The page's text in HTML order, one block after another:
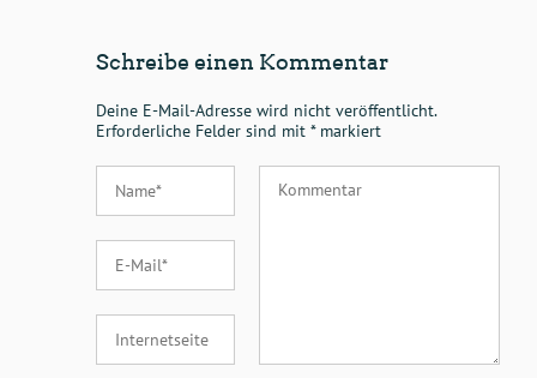
Schreibe einen Kommentar
Deine E-Mail-Adresse wird nicht veröffentlicht.
Erforderliche Felder sind mit *markiert